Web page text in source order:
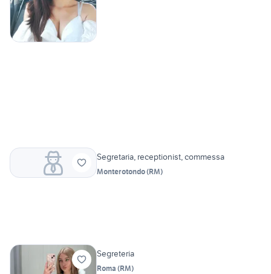
Segretaria, receptionist, commessa
Monterotondo(RM)
Segreteria
Roma (RM)